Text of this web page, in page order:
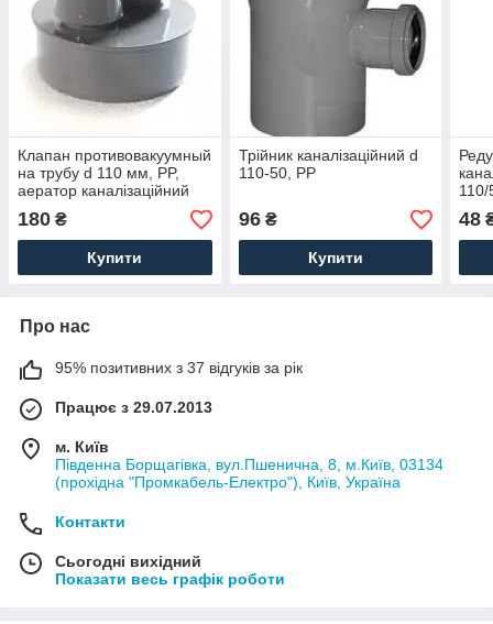
Клапан противовакуумный
на трубу d 110 мм, PP,
аератор каналізаційний
180 ₴
Купити
Трійник каналізаційний d
110-50, PP
96₴
Купити
110/
48
Про нас
95% позитивних з 37 відгуків за рік
Працює з 29.07.2013
м. Київ
Південна Борщагівка, вул.Пшенична, 8, м.Київ, 03134
(прохідна "Промкабель-Електро"), Київ, Україна
Контакти
Сьогодні вихідний
Показати весь графік роботи